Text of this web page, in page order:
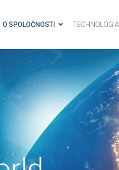
O SPOLOČNOSTI TECHNOLÓGIA